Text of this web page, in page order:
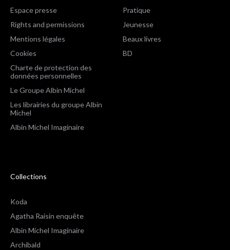
Espace presse
Rights and permissions
Mentions légales
Cookies
Charte de protection des
données personnelles
Le Groupe Albin Michel
Les librairies du groupe Albin
Michel
Albin Michel Imaginaire
Pratique
Jeunesse
Beaux livres
BD
Collections
Koda
Agatha Raisin enquête
Albin Michel Imaginaire
Archibald